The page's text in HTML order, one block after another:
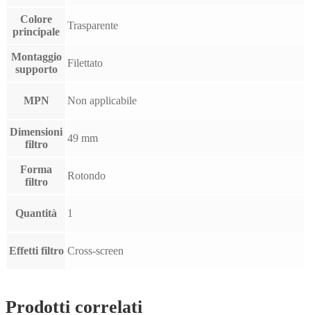
Colore
principale
Trasparente
Montaggio
supporto
Filettato
MPN Non applicabile
Dimensioni
filtro
49 mm
Forma
filtro
Rotondo
Quantità 1
Effetti filtro Cross-screen
Prodotti correlati